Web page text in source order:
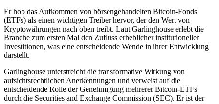
Er hob das Aufkommen von börsengehandelten Bitcoin-Fonds
(ETFs) als einen wichtigen Treiber hervor, der den Wert von
Kryptowährungen nach oben treibt. Laut Garlinghouse erlebt die
Branche zum ersten Mal den Zufluss erheblicher institutioneller
Investitionen, was eine entscheidende Wende in ihrer Entwicklung
darstellt.
Garlinghouse unterstreicht die transformative Wirkung von
aufsichtsrechtlichen Anerkennungen und verweist auf die
entscheidende Rolle der Genehmigung mehrerer Bitcoin-ETFs
durch die Securities and Exchange Commission (SEC). Er ist der